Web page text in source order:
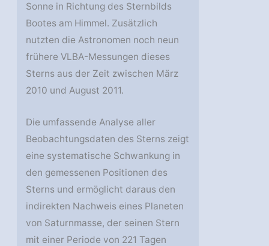
Sonne in Richtung des Sternbilds
Bootes am Himmel. Zusätzlich
nutzten die Astronomen noch neun
frühere VLBA-Messungen dieses
Sterns aus der Zeit zwischen März
2010 und August 2011.
Die umfassende Analyse aller
Beobachtungsdaten des Sterns zeigt
eine systematische Schwankung in
den gemessenen Positionen des
Sterns und ermöglicht daraus den
indirekten Nachweis eines Planeten
von Saturnmasse, der seinen Stern
mit einer Periode von 221 Tagen